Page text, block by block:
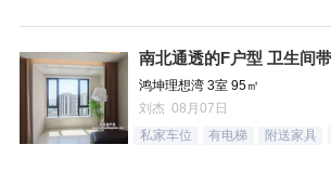
鸿坤理想湾 3室 95㎡
刘杰 08月07日
私家车位 有电梯 附送家具